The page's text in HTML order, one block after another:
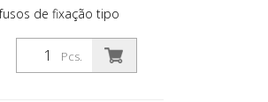
de fixação tipo
Pcs.